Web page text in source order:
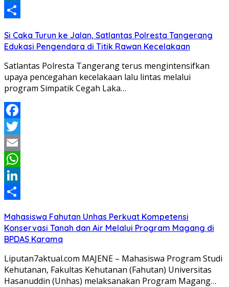
LinkedIn
Si Caka Turun ke Jalan, Satlantas Polresta Tangerang
Edukasi Pengendara di Titik Rawan Kecelakaan
Satlantas Polresta Tangerang terus mengintensifkan
upaya pencegahan kecelakaan lalu lintas melalui
program Simpatik Cegah Laka…
Facebook
Twitter
Email
WhatsApp
LinkedIn
Mahasiswa Fahutan Unhas Perkuat Kompetensi
Konservasi Tanah dan Air Melalui Program Magang di
BPDAS Karama
Liputan7aktual.com MAJENE – Mahasiswa Program Studi
Kehutanan, Fakultas Kehutanan (Fahutan) Universitas
Hasanuddin (Unhas) melaksanakan Program Magang…